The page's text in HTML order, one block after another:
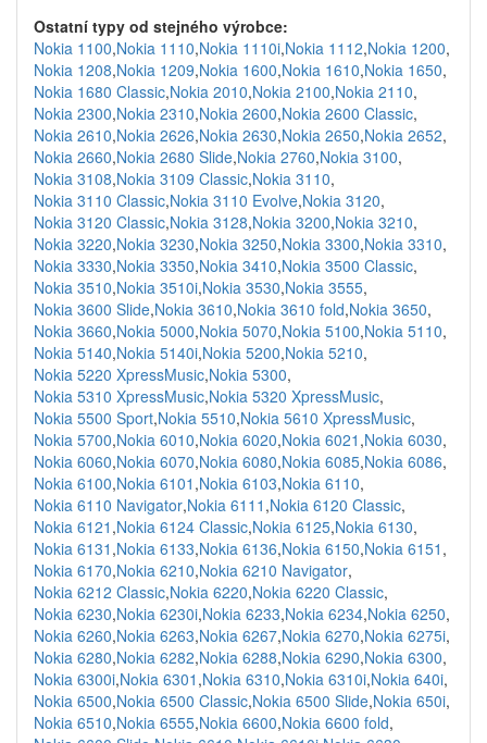
Ostatní typy od stejného výrobce:
Nokia 1100,Nokia 1110,Nokia 1110i,Nokia 1112,Nokia 1200,
Nokia 1208,Nokia 1209,Nokia 1600,Nokia 1610,Nokia 1650,
Nokia 1680 Classic,Nokia 2010,Nokia 2100,Nokia 2110,
Nokia 2300,Nokia 2310,Nokia 2600,Nokia 2600 Classic,
Nokia 2610,Nokia 2626,Nokia 2630,Nokia 2650,Nokia 2652,
Nokia 2660,Nokia 2680 Slide,Nokia 2760,Nokia 3100,
Nokia 3108,Nokia 3109 Classic,Nokia 3110,
Nokia 3110 Classic,Nokia 3110 Evolve,Nokia 3120,
Nokia 3120 Classic,Nokia 3128,Nokia 3200,Nokia 3210,
Nokia 3220,Nokia 3230,Nokia 3250,Nokia 3300,Nokia 3310,
Nokia 3330,Nokia 3350,Nokia 3410,Nokia 3500 Classic,
Nokia 3510,Nokia 3510i,Nokia 3530,Nokia 3555,
Nokia 3600 Slide,Nokia 3610,Nokia 3610 fold,Nokia 3650,
Nokia 3660,Nokia 5000,Nokia 5070,Nokia 5100,Nokia 5110,
Nokia 5140,Nokia 5140i,Nokia 5200,Nokia 5210,
Nokia 5220 XpressMusic,Nokia 5300,
Nokia 5310 XpressMusic,Nokia 5320 XpressMusic,
Nokia 5500 Sport,Nokia 5510,Nokia 5610 XpressMusic,
Nokia 5700,Nokia 6010,Nokia 6020,Nokia 6021 ,Nokia 6030,
Nokia 6060,Nokia 6070,Nokia 6080,Nokia 6085,Nokia 6086,
Nokia 6100,Nokia 6101 ,Nokia 6103,Nokia 6110,
Nokia 6110 Navigator,Nokia 6111 ,Nokia 6120 Classic,
Nokia 6121 ,Nokia 6124 Classic,Nokia 6125,Nokia 6130,
Nokia 6131 ,Nokia 6133,Nokia 6136,Nokia 6150,Nokia 6151 ,
Nokia 6170,Nokia 6210,Nokia 6210 Navigator,
Nokia 6212 Classic,Nokia 6220,Nokia 6220 Classic,
Nokia 6230,Nokia 6230i,Nokia 6233,Nokia 6234,Nokia 6250,
Nokia 6260,Nokia 6263,Nokia 6267,Nokia 6270,Nokia 6275i,
Nokia 6280,Nokia 6282,Nokia 6288,Nokia 6290,Nokia 6300,
Nokia 6300i,Nokia 6301 ,Nokia 6310,Nokia 6310i,Nokia 640i,
Nokia 6500,Nokia 6500 Classic,Nokia 6500 Slide,Nokia 650i,
Nokia 6510,Nokia 6555,Nokia 6600,Nokia 6600 fold,